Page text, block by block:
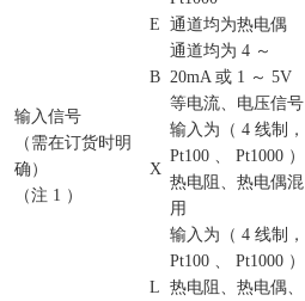
输入信号
（需在订货时明
确）
（注 1 ）
E 通道均为热电偶
B
通道均为 4 ～
20mA 或 1 ～ 5V
等电流、电压信号
X
输入为（ 4 线制，
Pt100 、 Pt1000 ）
热电阻、热电偶混
用
L
输入为（ 4 线制，
Pt100 、 Pt1000 ）
热电阻、热电偶、